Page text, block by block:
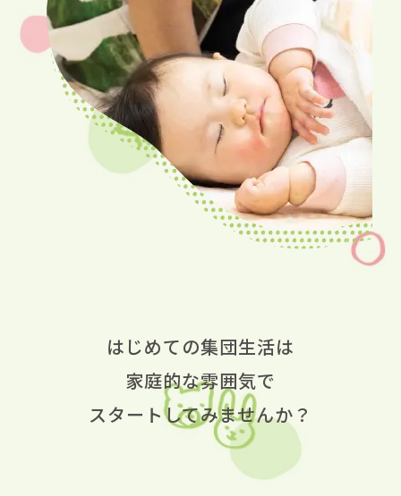
はじめての集団生活は
家庭的な雰囲気で
スタートしてみませんか？